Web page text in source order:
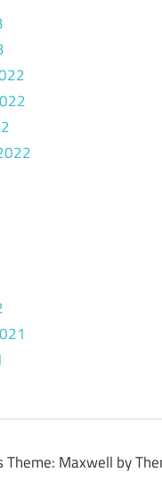
Theme: Maxwell by